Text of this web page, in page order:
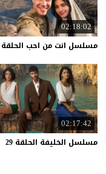
02:18:02
مسلسل انت من احب الحلقة
02:17:42
مسلسل الخليفة الحلقة 29